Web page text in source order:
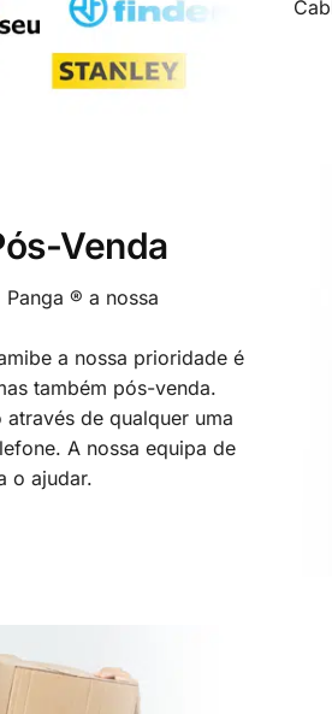
Venda
® a nossa
a nossa prioridade é
também pós-venda.
de qualquer uma
A nossa equipa de
o ajudar.